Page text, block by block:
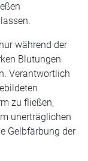
während der
Blutungen
Verantwortlich
zu fließen,
unerträglichen
Gelbfärbung der